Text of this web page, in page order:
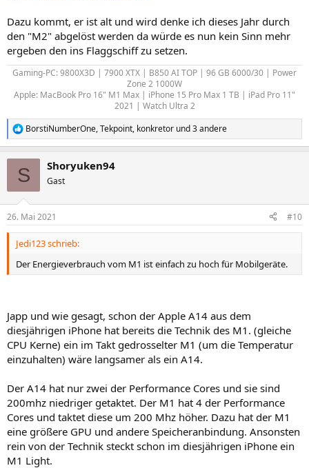
Dazu kommt, er ist alt und wird denke ich dieses Jahr durch
den "M2" abgelöst werden da würde es nun kein Sinn mehr
ergeben den ins Flaggschiff zu setzen.
Gaming-PC: 9800X3D | 7900 XTX | B850 AI TOP | 96 GB 6000/30 | Power
Zone 2 1000W
Apple: MacBook Pro 16" M1 Max | iPhone 15 Pro Max 1 TB | iPad Pro 11"
2021 | Watch Ultra 2​
R
e
e
n
BorstiNumberOne,Tekpoint, konkretor und 3 andere
S Shoryuken94
Gast
26. Mai 2021 #10
Jedi123 schrieb:
Der Energieverbrauch vom M1 ist einfach zu hoch für Mobilgeräte.
Japp und wie gesagt, schon der Apple A14 aus dem
diesjährigen iPhone hat bereits die Technik des M1. (gleiche
CPU Kerne) ein im Takt gedrosselter M1 (um die Temperatur
einzuhalten) wäre langsamer als ein A14.
Der A14 hat nur zwei der Performance Cores und sie sind
200mhz niedriger getaktet. Der M1 hat 4 der Performance
Cores und taktet diese um 200 Mhz höher. Dazu hat der M1
eine größere GPU und andere Speicheranbindung. Ansonsten
rein von der Technik steckt schon im diesjährigen iPhone ein
M1 Light.